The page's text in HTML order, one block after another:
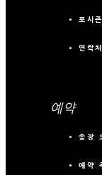
포시
연락처
예약
송장
예약